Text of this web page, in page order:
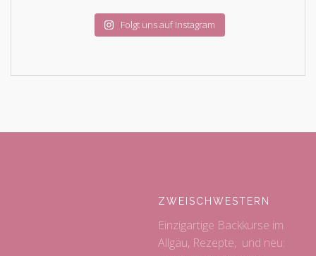
Folgt uns auf Instagram
ZWEISCHWESTERN
Einzigartige Backkurse im
Allgäu, Rezepte, und neu: